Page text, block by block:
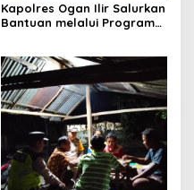
Kapolres Ogan Ilir Salurkan
Bantuan melalui Program
Masyarakat Desa Parit